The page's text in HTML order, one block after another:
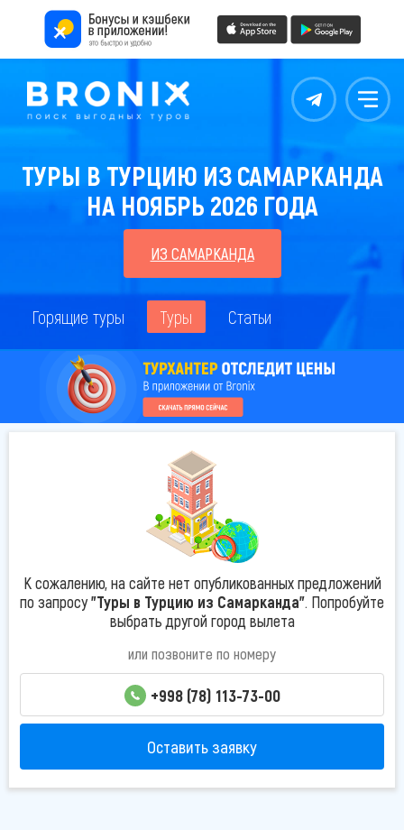
Контакты Меню
ТУРЫ В ТУРЦИЮ ИЗ САМАРКАНДА
НА НОЯБРЬ 2026 ГОДА
ИЗ САМАРКАНДА
Горящие туры Туры Статьи
К сожалению, на сайте нет опубликованных предложений
по запросу"Туры в Турцию из Самарканда". Попробуйте
выбрать другой город вылета
или позвоните по номеру
+998 (78) 113-73-00
Оставить заявку